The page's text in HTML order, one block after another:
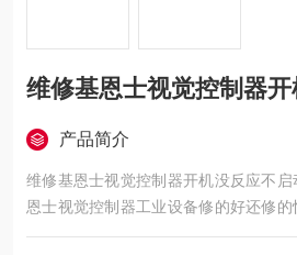
维修基恩士视觉控制器
产品简介
维修基恩士视觉控制器开机没反应不
恩士视觉控制器工业设备修的好还修
恩士配件及维修所需配件，模块，电